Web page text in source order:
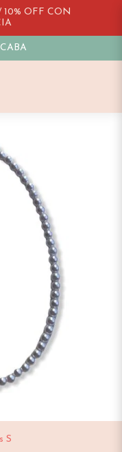
10% OFF CON
S